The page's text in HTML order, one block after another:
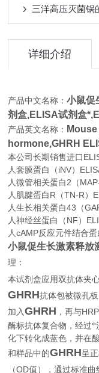
三洋高压灭菌锅
详细介绍
产品中文名称：小鼠促
剂盒,ELISA试剂盒
产品英文名称：
hormone,GHRH
本公司长期销售进口
人套膜蛋白（iNV）
人微管相关蛋白2（
人肌腱蛋白R（TN-R）
人生长相关蛋白43（
人神经丝蛋白（NF）
人cAMP反应元件结合
小鼠促生长激素释放
理：
本试剂盒应用双抗体夹
GHRH抗体包被微孔
加入GHRH ，再与HRP
酶标抗体复合物，经过*
化下转化成蓝色，并在
和样品中的GHRH呈
（OD值），通过标准曲